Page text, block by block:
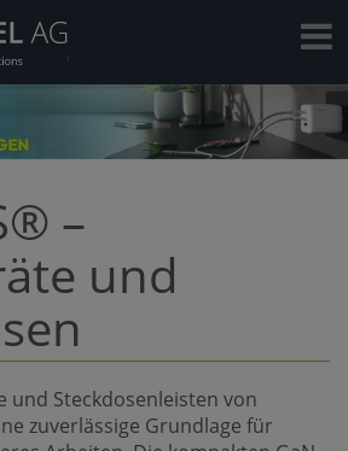
–
und
und Steckdosenleisten von
zuverlässige Grundlage für